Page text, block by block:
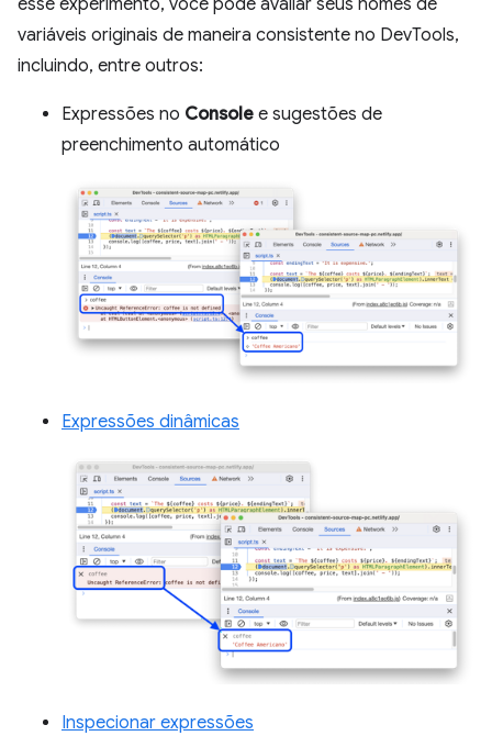
variáveis originais de maneira consistente no DevTools,
incluindo, entre outros:
Expressões no Console e sugestões de
preenchimento automático
Expressões dinâmicas
Inspecionar expressões